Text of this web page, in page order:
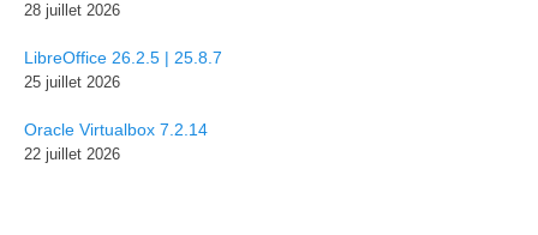
28 juillet 2026
LibreOffice 26.2.5 | 25.8.7
25 juillet 2026
Oracle Virtualbox 7.2.14
22 juillet 2026